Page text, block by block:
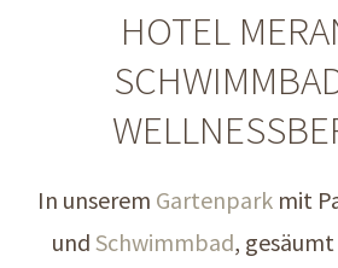
HOTEL
In unserem Gartenparkmit
und Schwimmbad,